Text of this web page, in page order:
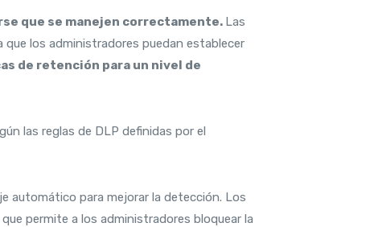
que se manejen correctamente. Las
que los administradores puedan establecer
de retención para un nivel de
las reglas de DLP definidas por el
automático para mejorar la detección. Los
permite a los administradores bloquear la